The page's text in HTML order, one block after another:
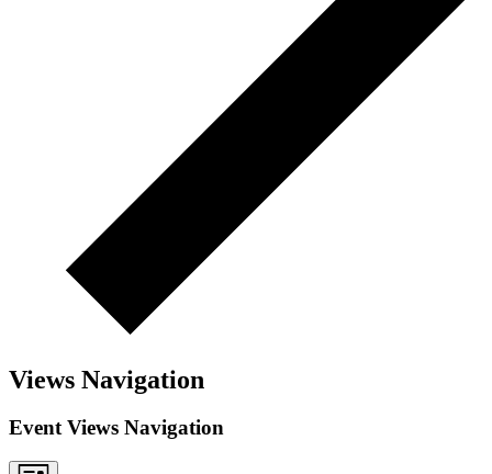
Views Navigation
Event Views Navigation